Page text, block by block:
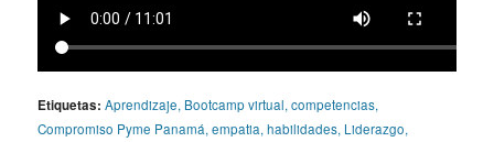
Etiquetas: Aprendizaje, Bootcamp virtual, competencias,
Compromiso Pyme Panamá, empatia, habilidades, Liderazgo,